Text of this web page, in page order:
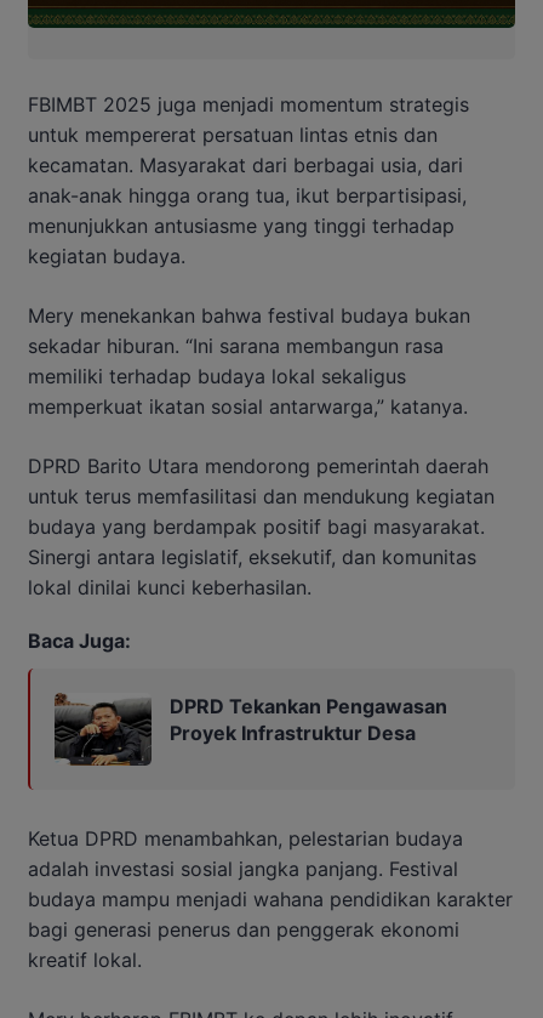
FBIMBT 2025 juga menjadi momentum strategis
untuk mempererat persatuan lintas etnis dan
kecamatan. Masyarakat dari berbagai usia, dari
anak-anak hingga orang tua, ikut berpartisipasi,
menunjukkan antusiasme yang tinggi terhadap
kegiatan budaya.
Mery menekankan bahwa festival budaya bukan
sekadar hiburan. “Ini sarana membangun rasa
memiliki terhadap budaya lokal sekaligus
memperkuat ikatan sosial antarwarga,” katanya.
DPRD Barito Utara mendorong pemerintah daerah
untuk terus memfasilitasi dan mendukung kegiatan
budaya yang berdampak positif bagi masyarakat.
Sinergi antara legislatif, eksekutif, dan komunitas
lokal dinilai kunci keberhasilan.
Baca Juga:
DPRD Tekankan Pengawasan
Proyek Infrastruktur Desa
Ketua DPRD menambahkan, pelestarian budaya
adalah investasi sosial jangka panjang. Festival
budaya mampu menjadi wahana pendidikan karakter
bagi generasi penerus dan penggerak ekonomi
kreatif lokal.